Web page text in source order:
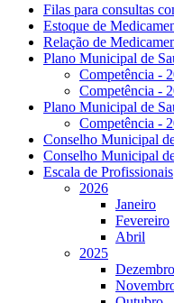
Filas para consultas
Estoque de
Relação de
Plano Municipal de
Competência -
Competência -
Plano Municipal de
Competência -
Conselho Municipal
Conselho Municipal
Escala de Profissionais
2026
Janeiro
Fevereiro
Abril
2025
Dezembro